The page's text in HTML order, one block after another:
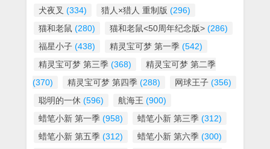
犬夜叉 (334) 猎人×猎人 重制版 (296)
猫和老鼠 (280) 猫和老鼠<50周年纪念版> (286)
福星小子 (438) 精灵宝可梦 第一季 (542)
精灵宝可梦 第三季 (368)
精灵宝可梦 第二季
(370)
精灵宝可梦 第四季 (288) 网球王子 (356)
聪明的一休 (596) 航海王 (900)
蜡笔小新 第一季 (958) 蜡笔小新 第三季 (312)
蜡笔小新 第五季 (312) 蜡笔小新 第六季 (300)